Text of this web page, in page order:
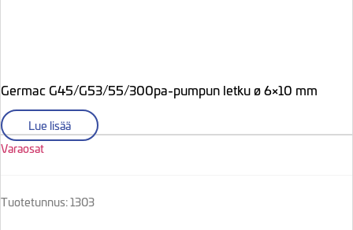
Germac G45/G53/55/300pa-pumpun letku ø 6×10 mm
Lue lisää
Varaosat
Tuotetunnus: 1303